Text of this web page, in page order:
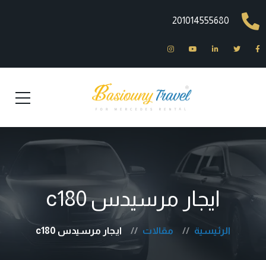
201014555680
ايجار مرسيدس c180
الرئيسية مقالات ايجار مرسيدس c180